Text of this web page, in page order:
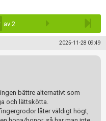
av 2
2025-11-28 09:49
bättre alternativt som
och lättskötta.
låter väldigt högt,
Privacy Policy